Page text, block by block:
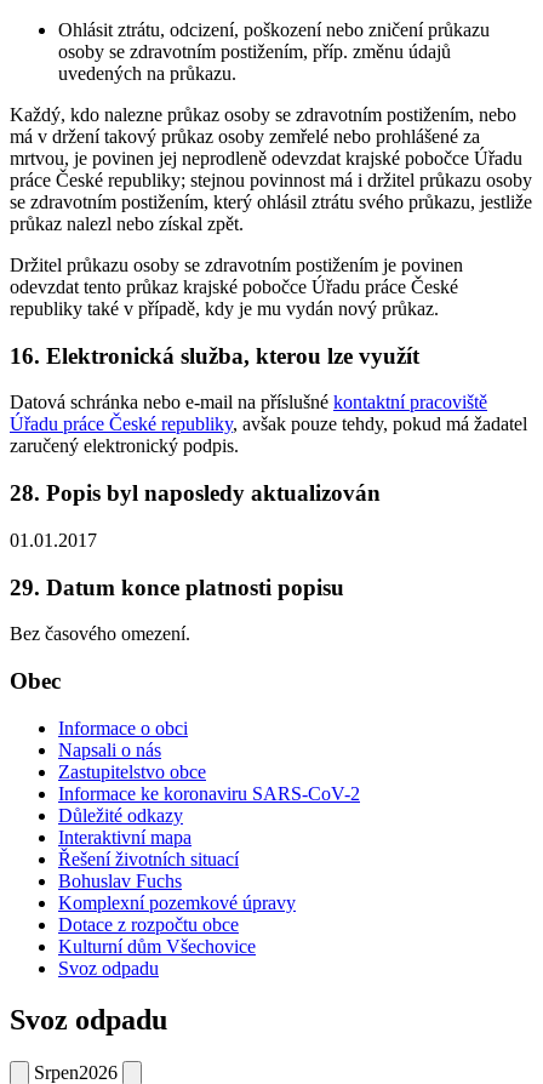
Ohlásit ztrátu, odcizení, poškození nebo zničení průkazu
osoby se zdravotním postižením, příp. změnu údajů
uvedených na průkazu.
Každý, kdo nalezne průkaz osoby se zdravotním postižením, nebo
má v držení takový průkaz osoby zemřelé nebo prohlášené za
mrtvou, je povinen jej neprodleně odevzdat krajské pobočce Úřadu
práce České republiky; stejnou povinnost má i držitel průkazu osoby
se zdravotním postižením, který ohlásil ztrátu svého průkazu, jestliže
průkaz nalezl nebo získal zpět.
Držitel průkazu osoby se zdravotním postižením je povinen
odevzdat tento průkaz krajské pobočce Úřadu práce České
republiky také v případě, kdy je mu vydán nový průkaz.
16. Elektronická služba, kterou lze využít
Datová schránka nebo e-mail na příslušné kontaktní pracoviště
Úřadu práce České republiky, avšak pouze tehdy, pokud má žadatel
zaručený elektronický podpis.
28. Popis byl naposledy aktualizován
01.01.2017
29. Datum konce platnosti popisu
Bez časového omezení.
Obec
Informace o obci
Napsali o nás
Zastupitelstvo obce
Informace ke koronaviru SARS-CoV-2
Důležité odkazy
Interaktivní mapa
Řešení životních situací
Bohuslav Fuchs
Komplexní pozemkové úpravy
Dotace z rozpočtu obce
Kulturní dům Všechovice
Svoz odpadu
Svoz odpadu
Srpen2026